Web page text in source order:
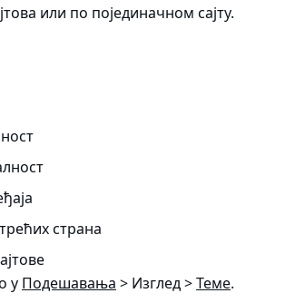
или по појединачном сајту.
страна
у Подешавања > Изглед >Теме.